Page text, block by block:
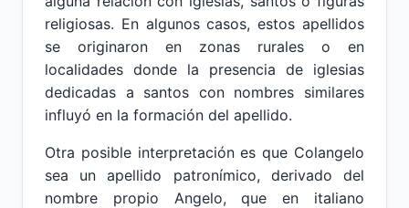
religiosas. En algunos casos, estos apellidos
se originaron en zonas rurales o en
localidades donde la presencia de iglesias
dedicadas a santos con nombres similares
influyó en la formación del apellido.
Otra posible interpretación es que Colangelo
sea un apellido patronímico, derivado del
nombre propio Angelo, que en italiano